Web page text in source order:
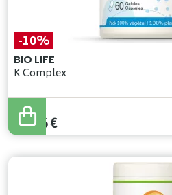
-10%
BIO LIFE
K Complex
14,40
12,96€